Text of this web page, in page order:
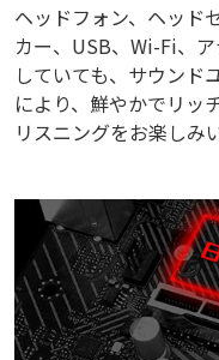
ヘッドフォン、ヘッド
カー、USB、Wi-Fi、
していても、サウンド
により、鮮やかでリッ
リスニングをお楽しみ